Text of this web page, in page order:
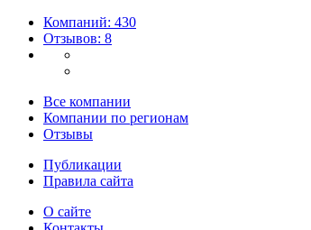
Компаний: 430
Отзывов: 8
Все компании
Компании по регионам
Отзывы
Публикации
Правила сайта
О сайте